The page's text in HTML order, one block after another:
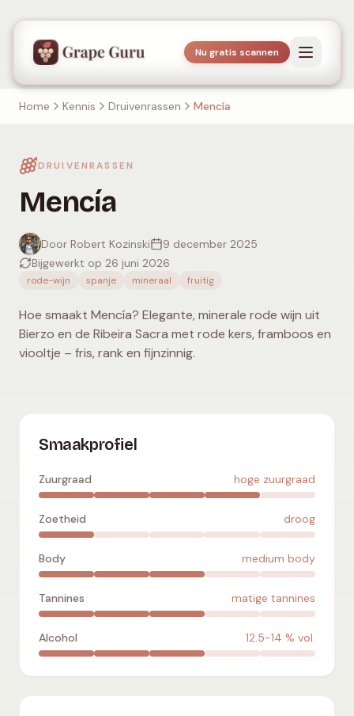
Nu gratis scannen
Home Kennis Druivenrassen Mencía
DRUIVENRASSEN
Mencía
Door Robert Kozinski
9 december 2025
Bijgewerkt op 26 juni 2026
rode-wijn spanje mineraal fruitig
Hoe smaakt Mencía? Elegante, minerale rode wijn uit
Bierzo en de Ribeira Sacra met rode kers, framboos en
viooltje – fris, rank en fijnzinnig.
Smaakprofiel
Zuurgraad hoge zuurgraad
Zoetheid droog
Body medium body
Tannines matige tannines
Alcohol 12.5-14 % vol.